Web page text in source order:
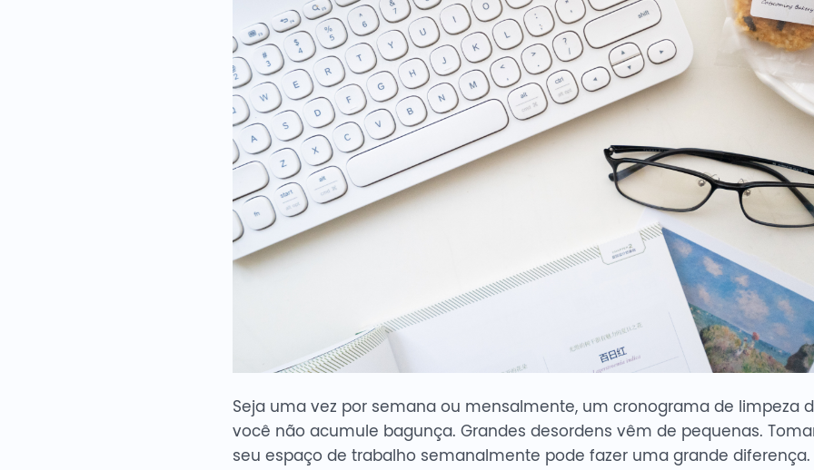
Seja uma vez por semana ou mensalmente, um cronograma de limpeza
você não acumule bagunça. Grandes desordens vêm de pequenas.
seu espaço de trabalho semanalmente pode fazer uma grande